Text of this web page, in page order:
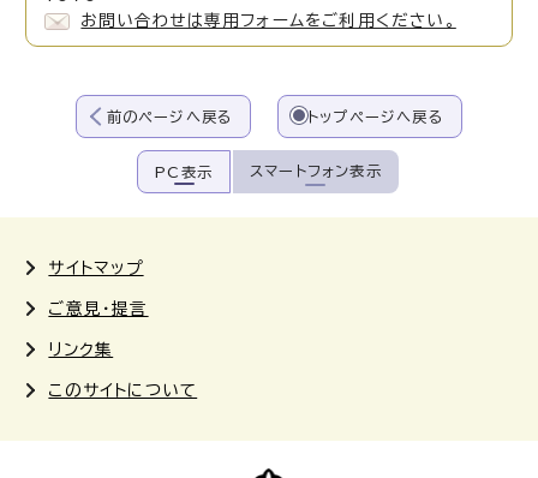
お問い合わせは専用フォームをご利用ください。
前のページへ戻る トップページへ戻る
PC表示 スマートフォン表示
サイトマップ
ご意見・提言
リンク集
このサイトについて